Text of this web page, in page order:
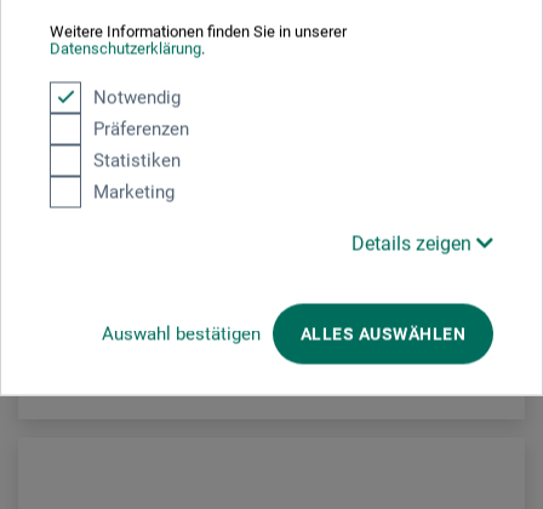
Weitere Informationen finden Sie in unserer
Datenschutzerklärung.
Notwendig
Präferenzen
Statistiken
Marketing
Details zeigen
Auswahl bestätigen ALLES AUSWÄHLEN
Montana
UV-Effect Spray